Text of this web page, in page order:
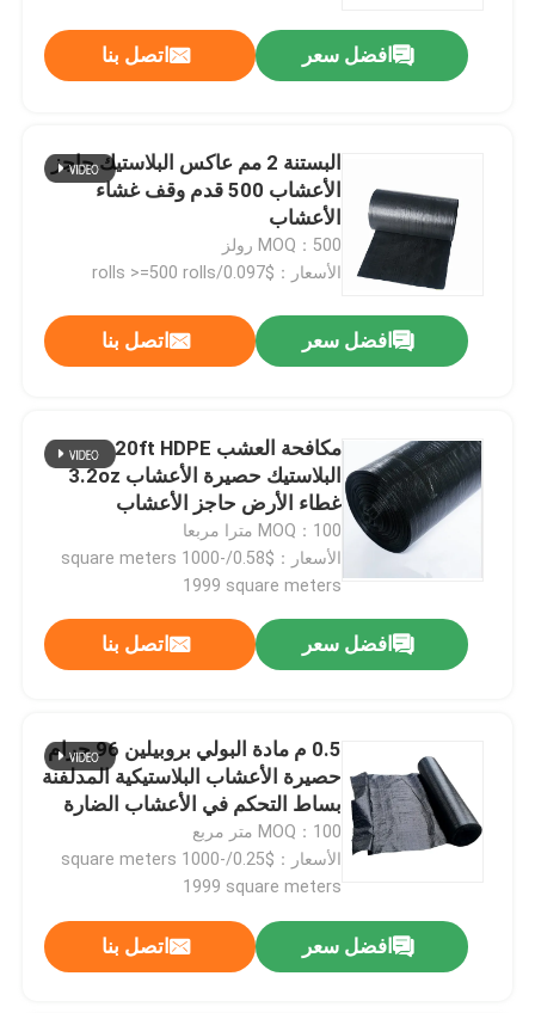
افضل سعر اتصل بنا
البستنة 2 مم عاكس البلاستيك حاجز
الأعشاب 500 قدم وقف غشاء
الأعشاب
MOQ：500 رولز
الأسعار：$0.097/rolls >=500 rolls
افضل سعر اتصل بنا
مكافحة العشب 20ft HDPE
البلاستيك حصيرة الأعشاب 3.2oz
غطاء الأرض حاجز الأعشاب
MOQ：100 مترا مربعا
الأسعار：$0.58/square meters 1000-
1999 square meters
افضل سعر اتصل بنا
0.5 م مادة البولي بروبيلين 96 جرام
حصيرة الأعشاب البلاستيكية المدلفنة
بساط التحكم في الأعشاب الضارة
MOQ：100 متر مربع
الأسعار：$0.25/square meters 1000-
1999 square meters
افضل سعر اتصل بنا